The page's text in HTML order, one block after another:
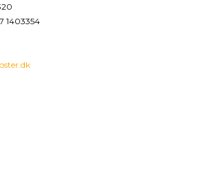
1403354